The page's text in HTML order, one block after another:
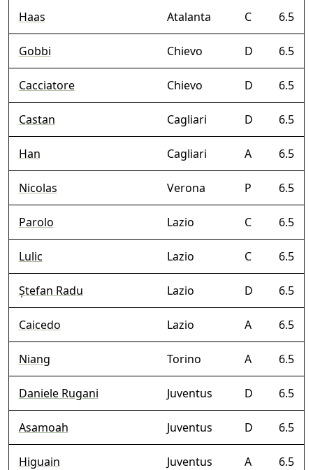
Haas Atalanta C 6.5
Gobbi Chievo D 6.5
Cacciatore Chievo D 6.5
Castan Cagliari D 6.5
Han Cagliari A 6.5
Nicolas Verona P 6.5
Parolo Lazio C 6.5
Lulic Lazio C 6.5
Ștefan Radu Lazio D 6.5
Caicedo Lazio A 6.5
Niang Torino A 6.5
Daniele Rugani Juventus D 6.5
Asamoah Juventus D 6.5
Higuain Juventus A 6.5